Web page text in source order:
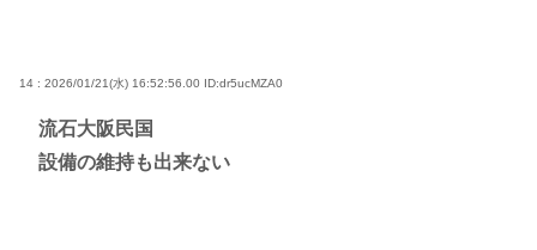
14 : 2026/01/21(水) 16:52:56.00 ID:dr5ucMZA0
流石大阪民国
設備の維持も出来ない